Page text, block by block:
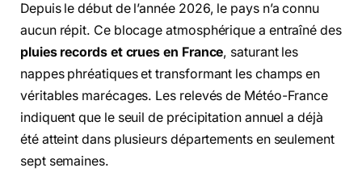
Depuis le début de l’année 2026, le pays n’a connu
aucun répit. Ce blocage atmosphérique a entraîné des
pluies records et crues en France, saturant les
nappes phréatiques et transformant les champs en
véritables marécages. Les relevés de Météo-France
indiquent que le seuil de précipitation annuel a déjà
été atteint dans plusieurs départements en seulement
sept semaines.